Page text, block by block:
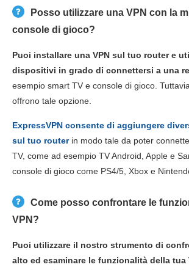
Posso utilizzare una VPN con la
console di gioco?
Puoi installare una VPN sul tuo router e
dispositivi in grado di connettersi a una
esempio smart TV e console di gioco.
offrono tale opzione.
ExpressVPN consente di aggiungere
sul tuo routerin modo tale da poter
TV, come ad esempio TV Android, Apple e
console di gioco come PS4/5, Xbox e
Come posso confrontare le
VPN?
Puoi utilizzare il nostro strumento di
alto ed esaminare le funzionalità della tua